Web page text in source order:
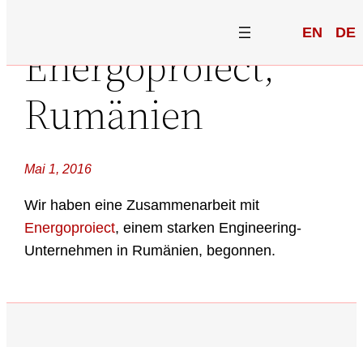
EN DE
Energoproiect,
Rumänien
Mai 1, 2016
Wir haben eine Zusammenarbeit mit
Energoproiect, einem starken Engineering-
Unternehmen in Rumänien, begonnen.